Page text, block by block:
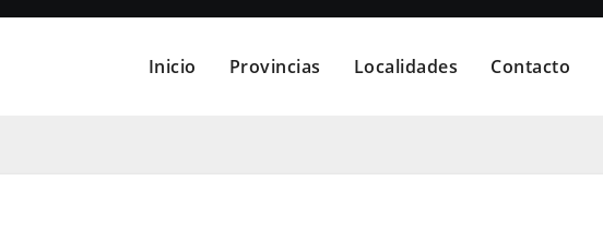
Inicio Provincias Localidades Contacto